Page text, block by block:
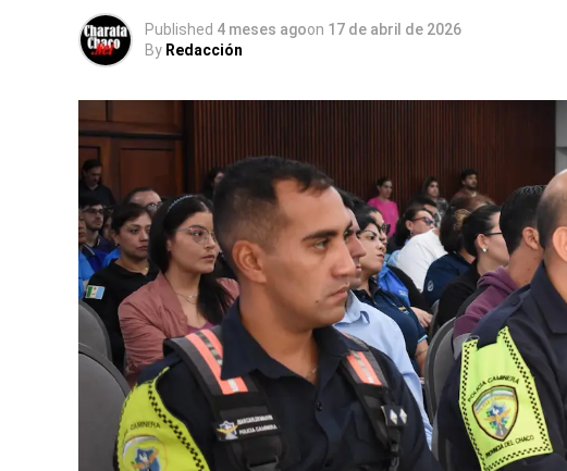
Published 4 meses agoon 17 de abril de 2026
By Redacción